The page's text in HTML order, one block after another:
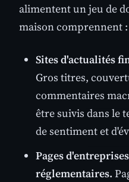
alimentent un jeu de
maison comprennent :
Sites d'actualités
Gros titres,
commentaires
être suivis dans le
de sentiment et
Pages
réglementaires.